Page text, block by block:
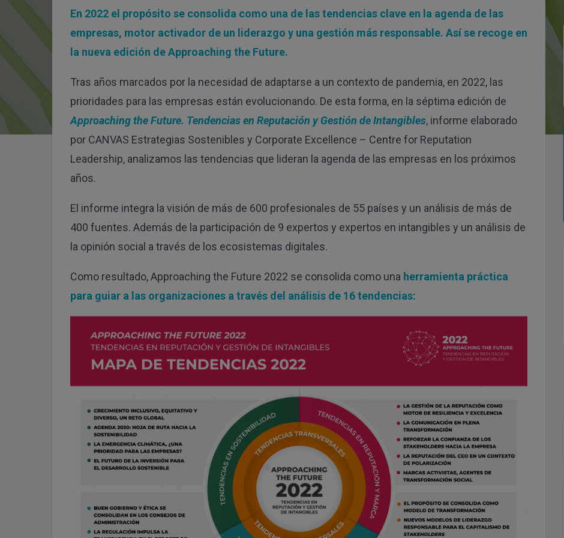
En 2022 el propósito se consolida como una de las tendencias clave en la agenda de las
empresas, motor activador de un liderazgo y una gestión más responsable. Así se recoge en
la nueva edición de Approaching the Future.
Tras años marcados por la necesidad de adaptarse a un contexto de pandemia, en 2022, las
prioridades para las empresas están evolucionando. De esta forma, en la séptima edición de
Approaching the Future. Tendencias en Reputación y Gestión de Intangibles, informe elaborado
por CANVAS Estrategias Sostenibles y Corporate Excellence – Centre for Reputation
Leadership, analizamos las tendencias que lideran la agenda de las empresas en los próximos
años.
El informe integra la visión de más de 600 profesionales de 55 países y un análisis de más de
400 fuentes. Además de la participación de 9 expertos y expertos en intangibles y un análisis de
la opinión social a través de los ecosistemas digitales.
Como resultado, Approaching the Future 2022 se consolida como una herramienta práctica
para guiar a las organizaciones a través del análisis de 16 tendencias:
Organización profesional o sectorial
Consultora o agencia
Otro (Administración pública, ONG, etc.)
Sí
No
Consentimientos
He leído y acepto lapolítica de privacidad
Sí, acepto que mis datos se almacenen y se usen para recibir la newsletter de
Canvas